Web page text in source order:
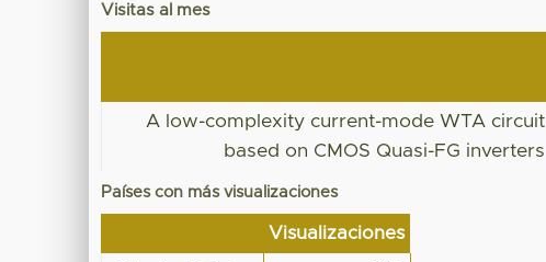
Visitas al mes
A low-complexity current-mode WTA circuit
based on CMOS Quasi-FG inverters
Países con más visualizaciones
Visualizaciones